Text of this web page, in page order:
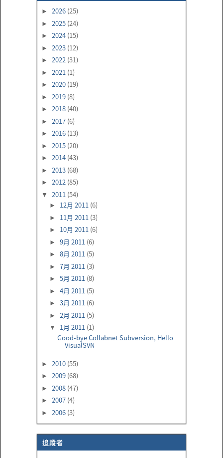
► 2026 (25)
► 2025 (24)
► 2024 (15)
► 2023 (12)
► 2022 (31)
► 2021 (1)
► 2020 (19)
► 2019 (8)
► 2018 (40)
► 2017 (6)
► 2016 (13)
► 2015 (20)
► 2014 (43)
► 2013 (68)
► 2012 (85)
▼ 2011 (54)
► 12月 2011 (6)
► 11月 2011 (3)
► 10月 2011 (6)
► 9月 2011 (6)
► 8月 2011 (5)
► 7月 2011 (3)
► 5月 2011 (8)
► 4月 2011 (5)
► 3月 2011 (6)
► 2月 2011 (5)
▼ 1月 2011 (1)
Good-bye Collabnet Subversion, Hello
VisualSVN
► 2010 (55)
► 2009 (68)
► 2008 (47)
► 2007 (4)
► 2006 (3)
追蹤者